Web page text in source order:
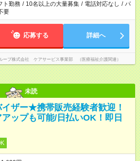
ト勤務 / 10名以上の大量募集 / 電話対応なし / パ
要
応募する 詳細へ
ープ株式会社 ケアサービス事業部 （医療福祉介護関連）
未読
ザー★携帯販売経験者歓迎！
ップも可能/日払いOK！即日